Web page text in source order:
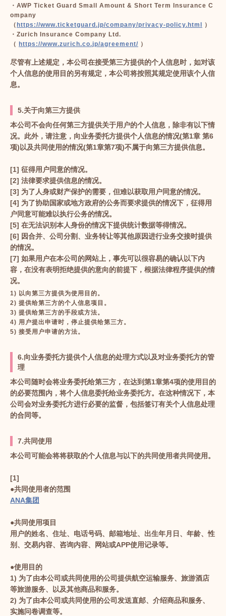
・AWP Ticket Guard Small Amount & Short Term Insurance C
ompany
（https://www.ticketguard.jp/company/privacy-policy.html ）
・Zurich Insurance Company Ltd.
（ https://www.zurich.co.jp/agreement/ ）
尽管有上述规定，本公司在接受第三方提供的个人信息时，如对该
个人信息的使用目的另有规定，本公司将按照其规定使用该个人信
息。
5.关于向第三方提供
本公司不会向任何第三方提供关于用户的个人信息，除非有以下情
况。此外，请注意，向业务委托方提供个人信息的情况(第1章 第6
项)以及共同使用的情况(第1章第7项)不属于向第三方提供信息。
[1] 征得用户同意的情况。
[2] 法律要求提供信息的情况。
[3] 为了人身或财产保护的需要，但难以获取用户同意的情况。
[4] 为了协助国家或地方政府的公务而要求提供的情况下，征得用
户同意可能难以执行公务的情况。
[5] 在无法识别本人身份的情况下提供统计数据等得情况。
[6] 因合并、公司分割、业务转让等其他原因进行业务交接时提供
的情况。
[7] 如果用户在本公司的网站上，事先可以很容易的确认以下内
容，在没有表明拒绝提供的意向的前提下，根据法律程序提供的情
况。
1) 以向第三方提供为使用目的。
2) 提供给第三方的个人信息项目。
3) 提供给第三方的手段或方法。
4) 用户提出申请时，停止提供给第三方。
5) 接受用户申请的方法。
6.向业务委托方提供个人信息的处理方式以及对业务委托方的管
理
本公司随时会将业务委托给第三方，在达到第1章第4项的使用目的
的必要范围内，将个人信息委托给业务委托方。在这种情况下，本
公司会对业务委托方进行必要的监督，包括签订有关个人信息处理
的合同等。
7.共同使用
本公司可能会将将获取的个人信息与以下的共同使用者共同使用。
[1]
●共同使用者的范围
ANA集团
●共同使用项目
用户的姓名、住址、电话号码、邮箱地址、出生年月日、年龄、性
别、交易内容、咨询内容、网站或APP使用记录等。
●使用目的
1) 为了由本公司或共同使用的公司提供航空运输服务、旅游酒店
等旅游服务、以及其他商品和服务。
2) 为了由本公司或共同使用的公司发送直邮、介绍商品和服务、
实施问卷调查等。